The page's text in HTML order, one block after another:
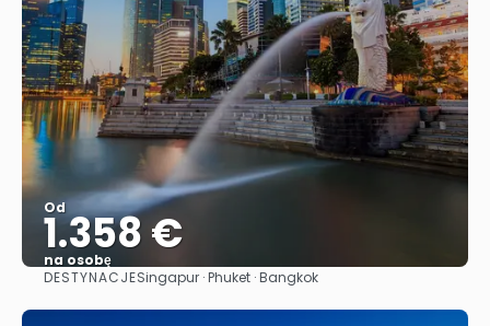
Od
1.358 €
na osobę
Zobacz
DESTYNACJESingapur · Phuket · Bangkok